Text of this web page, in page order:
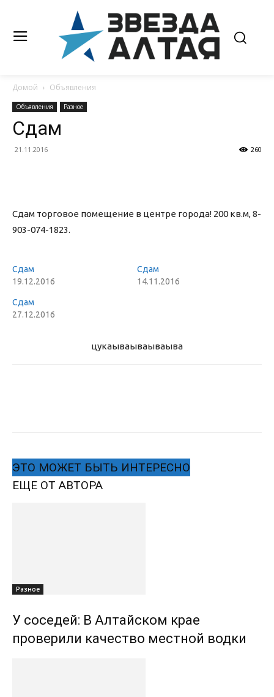
Домой Объявления
Объявления Разное
Сдам
21.11.2016 260
Сдам торговое помещение в центре города! 200 кв.м, 8-
903-074-1823.
Сдам
19.12.2016
Сдам
14.11.2016
Сдам
27.12.2016
цукаываываываыва
ЭТО МОЖЕТ БЫТЬ ИНТЕРЕСНО
ЕЩЕ ОТ АВТОРА
Разное
У соседей: В Алтайском крае
проверили качество местной водки